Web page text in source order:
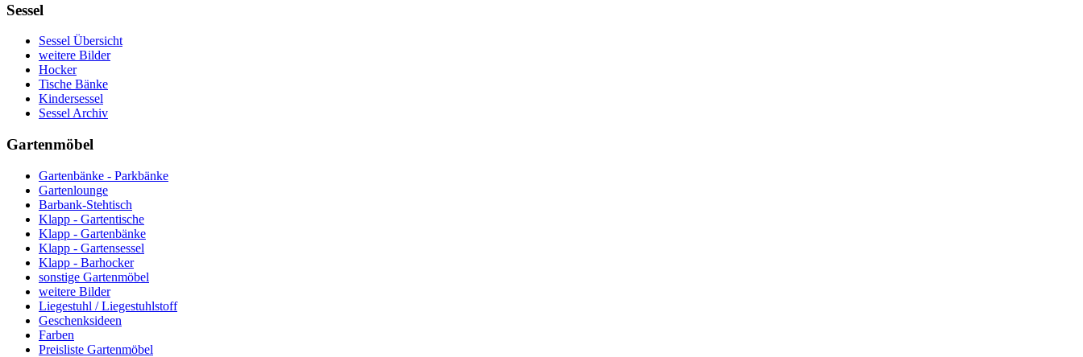
Sessel
Sessel Übersicht
weitere Bilder
Hocker
Tische Bänke
Kindersessel
Sessel Archiv
Gartenmöbel
Gartenbänke - Parkbänke
Gartenlounge
Barbank-Stehtisch
Klapp - Gartentische
Klapp - Gartenbänke
Klapp - Gartensessel
Klapp - Barhocker
sonstige Gartenmöbel
weitere Bilder
Liegestuhl / Liegestuhlstoff
Geschenksideen
Farben
Preisliste Gartenmöbel